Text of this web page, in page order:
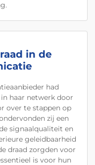
in de
had
haar netwerk door
over te stappen op
zij een
signaalqualiteit en
geleidbaarheid
draad zorgden voor
is voor hun